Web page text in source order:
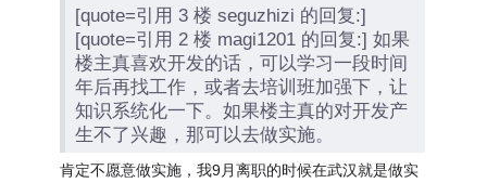
[quote=引用 3 楼 seguzhizi 的回复:]
[quote=引用 2 楼 magi1201 的回复:] 如果
楼主真喜欢开发的话，可以学习一段时间
年后再找工作，或者去培训班加强下，让
知识系统化一下。如果楼主真的对开发产
生不了兴趣，那可以去做实施。
肯定不愿意做实施，我9月离职的时候在武汉就是做实